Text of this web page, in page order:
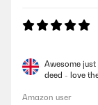
Awesome
deed - love
Amazon user